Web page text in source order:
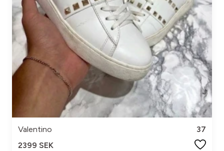
Valentino
37
2399 SEK